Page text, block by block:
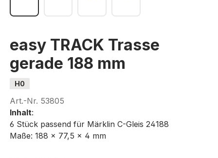
easy TRACK Trasse
gerade 188 mm
H0
Art.-Nr. 53805
Inhalt:
6 Stück passend für Märklin C-Gleis 24188
Maße: 188 × 77,5 × 4 mm